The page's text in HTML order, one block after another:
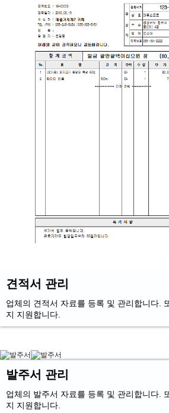
견적서 관리
업체의 견적서 자료를 등록 및 관리합니다.
지 지원합니다.
발주서 관리
업체의 발주서 자료를 등록 및 관리합니다.
지 지원합니다.